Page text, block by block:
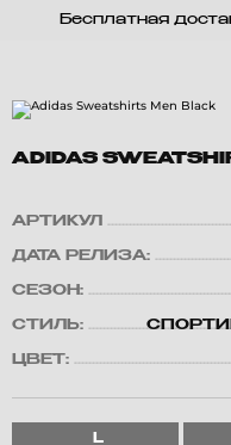
Бесплатная
ADIDAS
АРТИКУЛ
ДАТА РЕЛИЗА:
СЕЗОН:
СТИЛЬ:
ЦВЕТ:
L